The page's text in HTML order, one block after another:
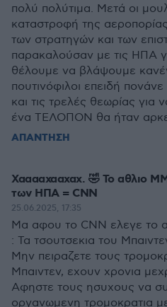
πολύ πολύτιμα. Μετά οι
καταστροφή της
των στρατηγών και των
παρακαλούσαν με τις ΗΠΑ
θέλουμε να βλάψουμε
πουτινόφιλοι επειδή
και τις τρελές θεωρίας
ένα ΤΕΛΟΠΟΝ θα ήταν
ΑΠΑΝΤΗΣΗ
Χααααχααχαχ. 🤣 Το αθλιο
των ΗΠΑ = CNN
25.06.2025, 17:35
Μα αφου το CNN ελεγε το
: Τα τσουτσεκια του
Μην πειραζετε τους
Μπαιντεν, εχουν χρονια
Αφηστε τους ησυχους να
οργανωμενη τρομοκρατια